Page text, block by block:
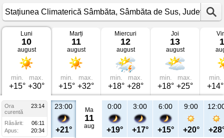
Vremea
Stațiunea
Climaterică
Sâmbăta
Sâmbăta
de
Sus,
Județul
Luni
10
august
min.
+15°
max.
+30°
Marți
11
august
min.
+15°
max.
+32°
Miercuri
12
august
min.
+18°
max.
+28°
Joi
13
august
min.
+18°
max.
+25°
min.
+14°
Ora
23:14
curentă
Răsărit:
06:11
Apus:
20:34
23:00
+21°
Ma
11
aug
0:00
+19°
3:00
+17°
6:00
+15°
9:00
+20°